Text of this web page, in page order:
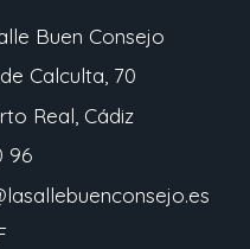
Buen Consejo
Calculta, 70
Real, Cádiz
96